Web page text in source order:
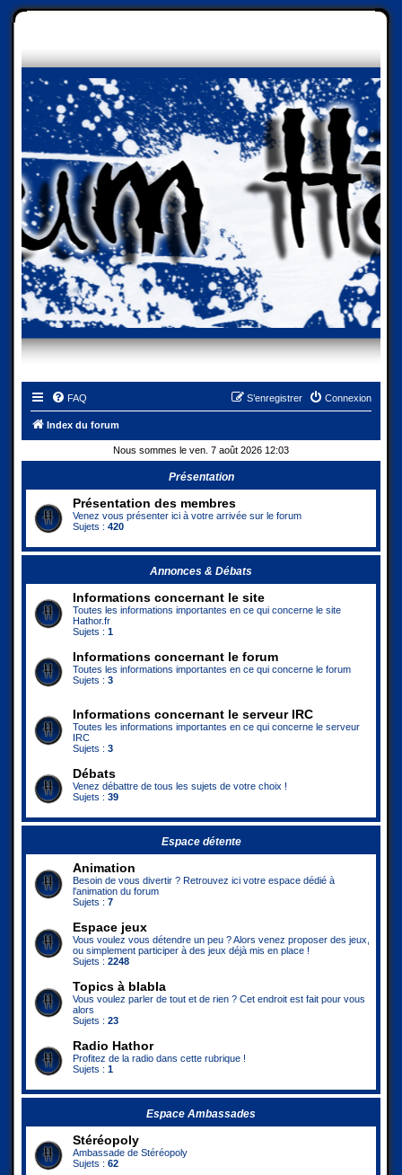
FAQ Connexion
S’enregistrer
Index du forum
Nous sommes le ven. 7 août 2026 12:03
Présentation
Présentation des membres
Venez vous présenter ici à votre arrivée sur le forum
Sujets : 420
Annonces & Débats
Informations concernant le site
Toutes les informations importantes en ce qui concerne le site
Hathor.fr
Sujets : 1
Informations concernant le forum
Toutes les informations importantes en ce qui concerne le forum
Sujets : 3
Informations concernant le serveur IRC
Toutes les informations importantes en ce qui concerne le serveur
IRC
Sujets : 3
Débats
Venez débattre de tous les sujets de votre choix !
Sujets : 39
Espace détente
Animation
Besoin de vous divertir ? Retrouvez ici votre espace dédié à
l'animation du forum
Sujets : 7
Espace jeux
Vous voulez vous détendre un peu ? Alors venez proposer des jeux,
ou simplement participer à des jeux déjà mis en place !
Sujets : 2248
Topics à blabla
Vous voulez parler de tout et de rien ? Cet endroit est fait pour vous
alors
Sujets : 23
Radio Hathor
Profitez de la radio dans cette rubrique !
Sujets : 1
Espace Ambassades
Stéréopoly
Ambassade de Stéréopoly
Sujets : 62